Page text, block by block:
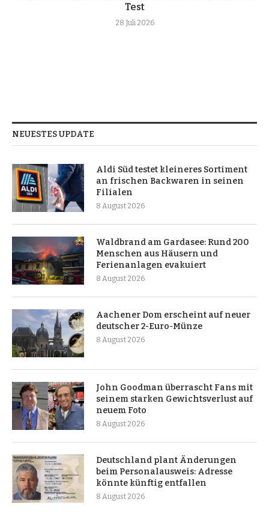
Test
28 Juli 2026
NEUESTES UPDATE
Aldi Süd testet kleineres Sortiment
an frischen Backwaren in seinen
Filialen
8 August 2026
Waldbrand am Gardasee: Rund 200
Menschen aus Häusern und
Ferienanlagen evakuiert
8 August 2026
Aachener Dom erscheint auf neuer
deutscher 2-Euro-Münze
8 August 2026
John Goodman überrascht Fans mit
seinem starken Gewichtsverlust auf
neuem Foto
8 August 2026
Deutschland plant Änderungen
beim Personalausweis: Adresse
könnte künftig entfallen
8 August 2026